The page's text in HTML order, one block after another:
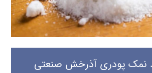
نمک پودری آذرخش صنعتی